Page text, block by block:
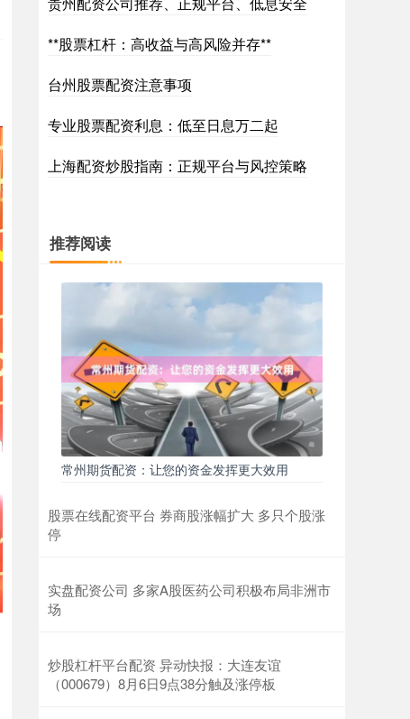
**股票杠杆：高收益与高风险并存**
台州股票配资注意事项
专业股票配资利息：低至日息万二起
上海配资炒股指南：正规平台与风控策略
推荐阅读
常州期货配资：让您的资金发挥更大效用
股票在线配资平台 券商股涨幅扩大 多只个股涨
停
实盘配资公司 多家A股医药公司积极布局非洲市
场
炒股杠杆平台配资 异动快报：大连友谊
（000679）8月6日9点38分触及涨停板